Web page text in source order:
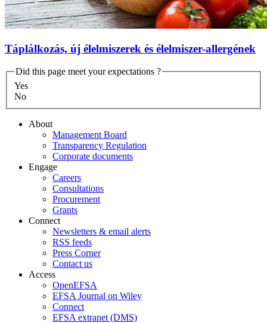
Táplálkozás, új élelmiszerek és élelmiszer-allergének
Did this page meet your expectations ?
Yes
No
About
Management Board
Transparency Regulation
Corporate documents
Engage
Careers
Consultations
Procurement
Grants
Connect
Newsletters & email alerts
RSS feeds
Press Corner
Contact us
Access
OpenEFSA
EFSA Journal on Wiley
Connect
EFSA extranet (DMS)